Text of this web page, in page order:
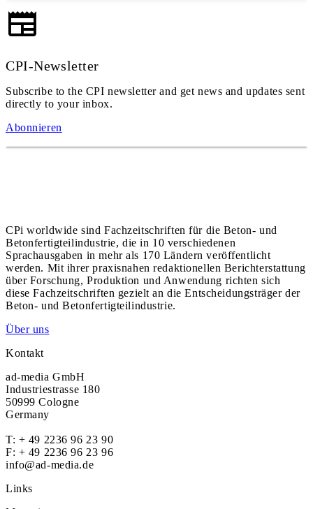
CPI-Newsletter
Subscribe to the CPI newsletter and get news and updates sent
directly to your inbox.
Abonnieren
CPi worldwide sind Fachzeitschriften für die Beton- und
Betonfertigteilindustrie, die in 10 verschiedenen
Sprachausgaben in mehr als 170 Ländern veröffentlicht
werden. Mit ihrer praxisnahen redaktionellen Berichterstattung
über Forschung, Produktion und Anwendung richten sich
diese Fachzeitschriften gezielt an die Entscheidungsträger der
Beton- und Betonfertigteilindustrie.
Über uns
Kontakt
ad-media GmbH
Industriestrasse 180
50999 Cologne
Germany
T: + 49 2236 96 23 90
F: + 49 2236 96 23 96
info@ad-media.de
Links